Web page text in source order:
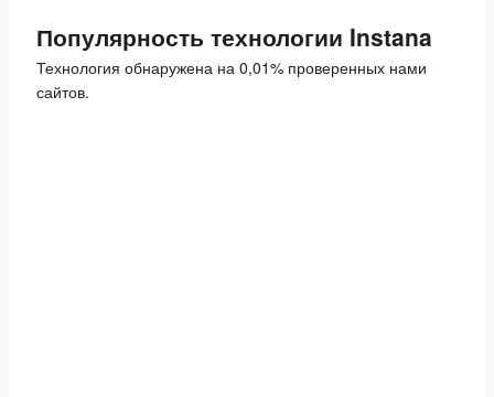
Популярность технологии Instana
Технология обнаружена на 0,01% проверенных нами
сайтов.